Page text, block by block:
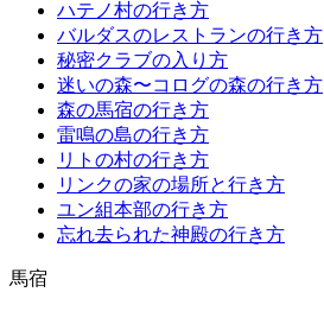
ハテノ村の行き方
バルダスのレストランの行き方
秘密クラブの入り方
迷いの森〜コログの森の行き方
森の馬宿の行き方
雷鳴の島の行き方
リトの村の行き方
リンクの家の場所と行き方
ユン組本部の行き方
忘れ去られた神殿の行き方
馬宿